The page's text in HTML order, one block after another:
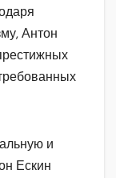
Антон
и
Ескин